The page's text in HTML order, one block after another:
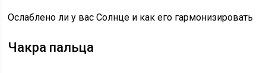
Ослаблено ли у вас Солнце и как его гармонизировать
Чакра пальца